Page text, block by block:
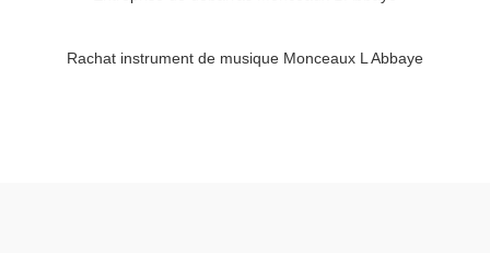
Rachat instrument de musique Monceaux L Abbaye